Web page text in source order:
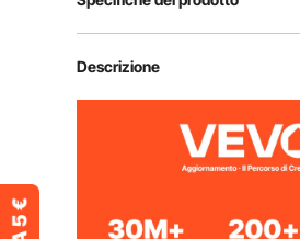
Numero modello articolo
Descrizione